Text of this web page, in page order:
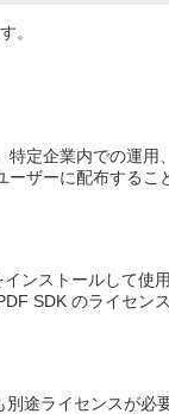
。
定企業内での運
ザーに配布するこ
ンストールして使
SDK のライセン
途ライセンスが必